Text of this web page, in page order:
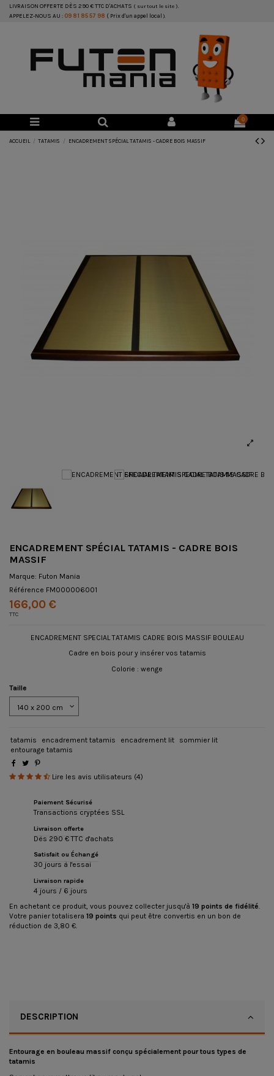
LIVRAISON OFFERTE DÈS 290 € TTC D'ACHATS ( sur tout le site ).
APPELEZ-NOUS AU : 09 81 85 57 98 ( Prix d'un appel local ).
0
ACCUEIL TATAMIS ENCADREMENT SPÉCIAL TATAMIS - CADRE BOIS MASSIF
ENCADREMENT SPÉCIAL TATAMIS - CADRE BOIS
MASSIF
Marque: Futon Mania
Référence FM000006001
166,00 €
TTC
ENCADREMENT SPECIAL TATAMIS CADRE BOIS MASSIF BOULEAU
Cadre en bois pour y insérer vos tatamis
Colorie : wenge
Taille
tatamis encadrement tatamis encadrement lit
sommier lit
entourage tatamis
Lire les avis utilisateurs (4)
Paiement Sécurisé
Transactions cryptées SSL
Livraison offerte
Dès 290 € TTC d'achats
Satisfait ou Échangé
30 jours à l'essai
Livraison rapide
4 jours / 6 jours
En achetant ce produit, vous pouvez collecter jusqu'à 19 points de fidélité.
Votre panier totalisera 19 points qui peut être convertis en un bon de
réduction de 3,80 €.
DESCRIPTION
Entourage en bouleau massif conçu spécialement pour tous types de
tatamis